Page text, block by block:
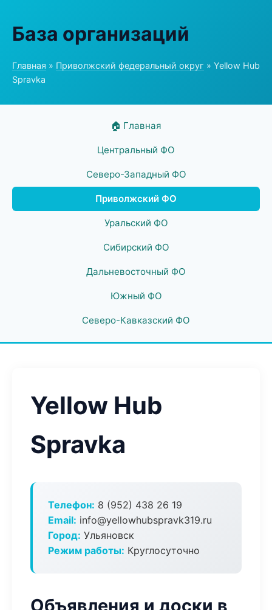
База организаций
Главная » Приволжский федеральный округ » Yellow Hub
Spravka
🏠 Главная
Центральный ФО
Северо-Западный ФО
Приволжский ФО
Уральский ФО
Сибирский ФО
Дальневосточный ФО
Южный ФО
Северо-Кавказский ФО
Yellow Hub
Spravka
Телефон: 8 (952) 438 26 19
Email: info@yellowhubspravk319.ru
Город: Ульяновск
Режим работы: Круглосуточно
Объявления и доски в